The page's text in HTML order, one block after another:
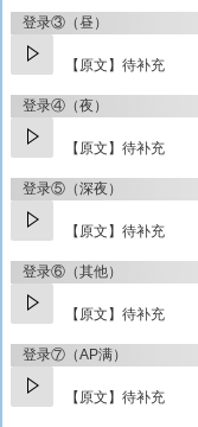
登录③（昼）
【原文】待补充
登录④（夜）
【原文】待补充
登录⑤（深夜）
【原文】待补充
登录⑥（其他）
【原文】待补充
登录⑦（AP满）
【原文】待补充